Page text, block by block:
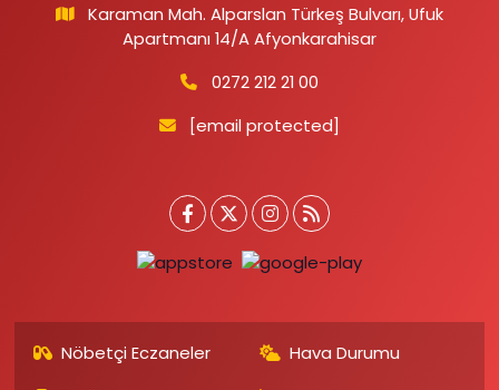
Karaman Mah. Alparslan Türkeş Bulvarı, Ufuk
Apartmanı 14/A Afyonkarahisar
0272 212 21 00
[email protected]
Nöbetçi Eczaneler
Hava Durumu